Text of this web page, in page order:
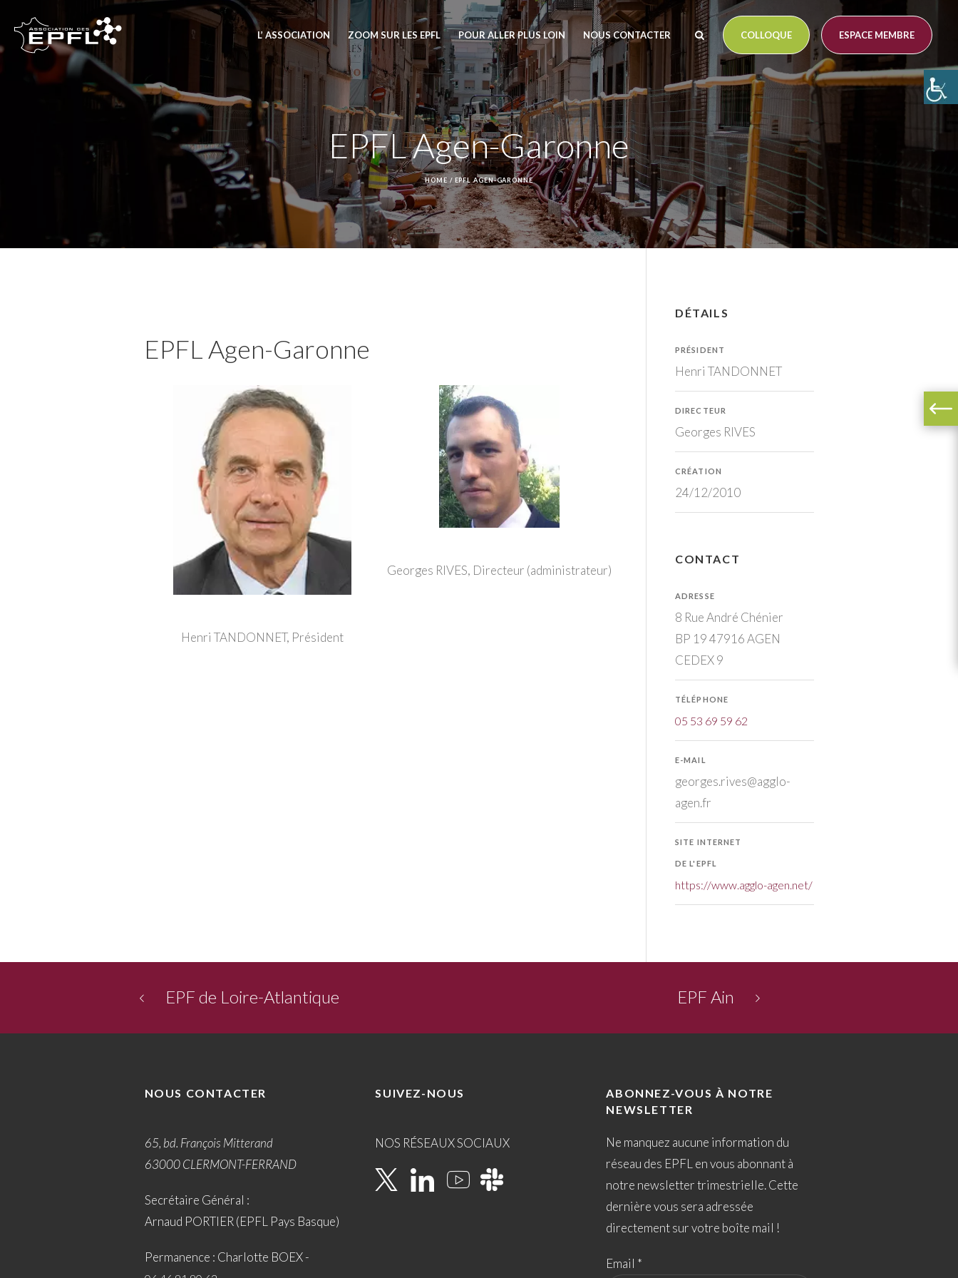
COLLOQUE ESPACE MEMBRE
L’ ASSOCIATION ZOOM SUR LES EPFL POUR ALLER PLUS LOIN NOUS CONTACTER
EPFL Agen-Garonne
HOME / EPFL AGEN-GARONNE
EPFL Agen-Garonne
Henri TANDONNET, Président
Georges RIVES, Directeur (administrateur)
DÉTAILS
PRÉSIDENT
Henri TANDONNET
DIRECTEUR
Georges RIVES
CRÉATION
24/12/2010
CONTACT
ADRESSE
8 Rue André Chénier
BP 19 47916 AGEN
CEDEX 9
TÉLÉPHONE
05 53 69 59 62
E-MAIL
georges.rives@agglo-
agen.fr
SITE INTERNET
DE L'EPFL
https://www.agglo-agen.net/
EPF de Loire-Atlantique EPF Ain
NOUS CONTACTER
65, bd. François Mitterand
63000 CLERMONT-FERRAND
Secrétaire Général :
Arnaud PORTIER (EPFL Pays Basque)
Permanence : Charlotte BOEX -
SUIVEZ-NOUS
NOS RÉSEAUX SOCIAUX
ABONNEZ-VOUS À NOTRE
NEWSLETTER
Ne manquez aucune information du
réseau des EPFL en vous abonnant à
notre newsletter trimestrielle. Cette
dernière vous sera adressée
directement sur votre boîte mail !
Email *